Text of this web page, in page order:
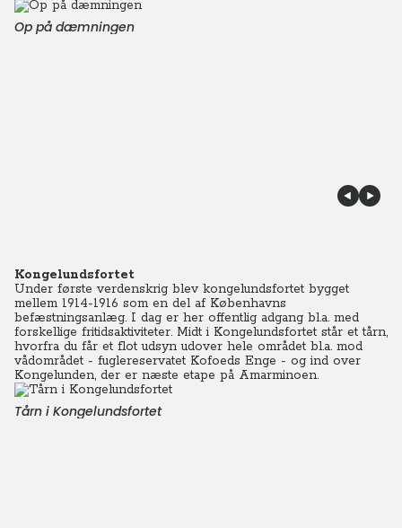
Op på dæmningen
Kongelundsfortet
Under første verdenskrig blev kongelundsfortet bygget
mellem 1914-1916 som en del af Københavns
befæstningsanlæg. I dag er her offentlig adgang bl.a. med
forskellige fritidsaktiviteter. Midt i Kongelundsfortet står et tårn,
hvorfra du får et flot udsyn udover hele området bl.a. mod
vådområdet - fuglereservatet Kofoeds Enge - og ind over
Kongelunden, der er næste etape på Amarminoen.
Tårn i Kongelundsfortet